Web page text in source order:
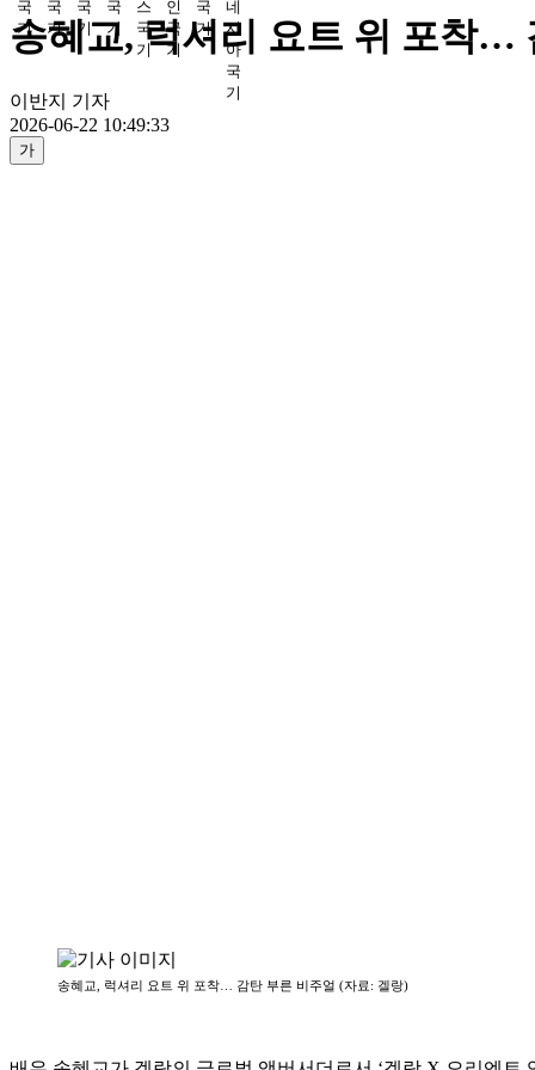
송혜교, 럭셔리 요트 위 포착…
이반지 기자
2026-06-22 10:49:33
가
송혜교, 럭셔리 요트 위 포착… 감탄 부른 비주얼 (자료: 겔랑)